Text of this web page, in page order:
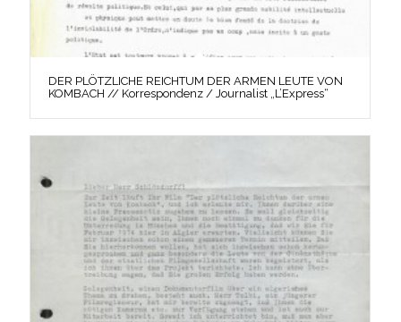
DER PLÖTZLICHE REICHTUM DER ARMEN LEUTE VON
KOMBACH // Korrespondenz / Journalist „L’Express“